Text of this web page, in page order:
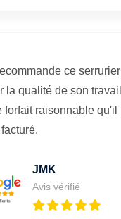
ce serrurier
la qualité de son travail
forfait raisonnable qu'il
JMK
Avis vérifié